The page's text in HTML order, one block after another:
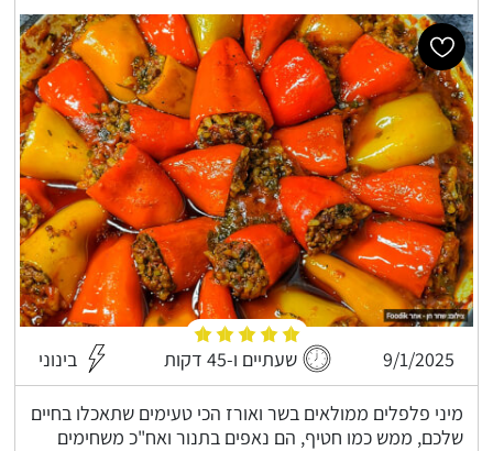
9/1/2025 שעתיים ו-45 דקות בינוני
מיני פלפלים ממולאים בשר ואורז הכי טעימים שתאכלו בחיים
שלכם, ממש כמו חטיף, הם נאפים בתנור ואח"כ משחימים